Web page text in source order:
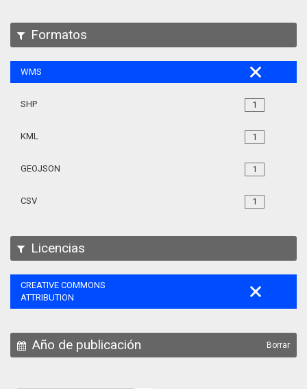
Formatos
WMS
1
SHP
1
KML
1
GEOJSON
1
CSV
Licencias
CREATIVE COMMONS
ATTRIBUTION
Año de publicación Borrar